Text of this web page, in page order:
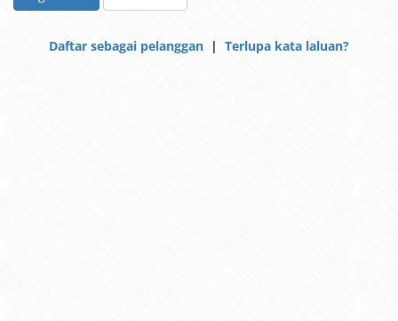
Daftar sebagai pelanggan | Terlupa kata laluan?